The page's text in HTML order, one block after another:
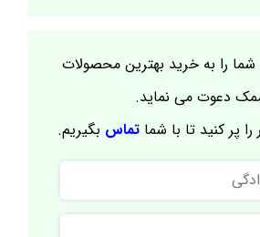
شما را به خرید بهترین محصولات
دعوت می نماید.
را پر کنید تا با شماتماس بگیریم.